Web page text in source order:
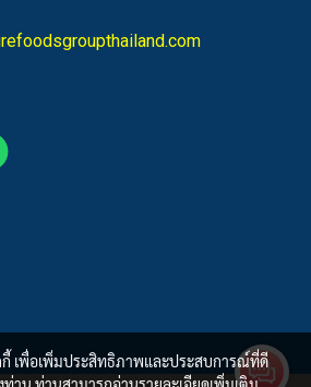
กี้ เพื่อเพิ่มประสิทธิภาพและประสบการณ์ที่ดี